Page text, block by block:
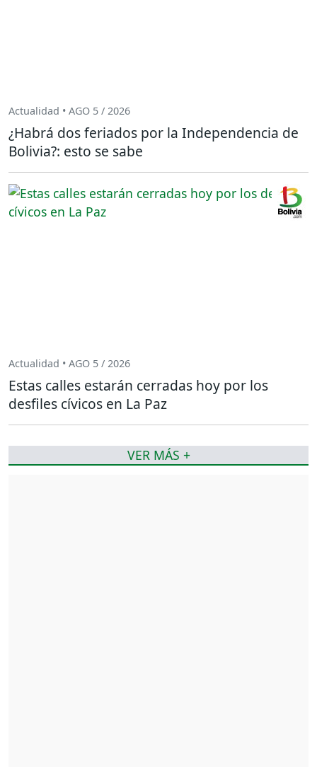
Actualidad • AGO 5 / 2026
¿Habrá dos feriados por la Independencia de
Bolivia?: esto se sabe
Actualidad • AGO 5 / 2026
Estas calles estarán cerradas hoy por los
desfiles cívicos en La Paz
VER MÁS +